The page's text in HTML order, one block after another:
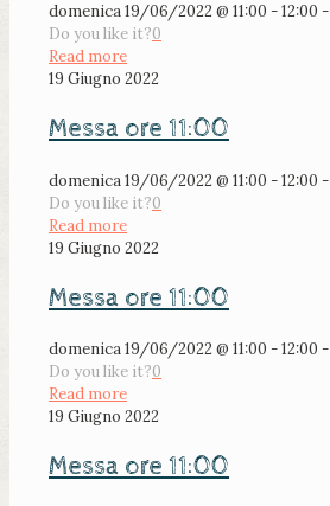
domenica 19/06/2022 @ 11:00 - 12:00 -
Do you like it?0
Read more
19 Giugno 2022
Messa ore 11:00
domenica 19/06/2022 @ 11:00 - 12:00 -
Do you like it?0
Read more
19 Giugno 2022
Messa ore 11:00
domenica 19/06/2022 @ 11:00 - 12:00 -
Do you like it?0
Read more
19 Giugno 2022
Messa ore 11:00